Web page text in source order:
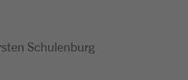
Schulenburg